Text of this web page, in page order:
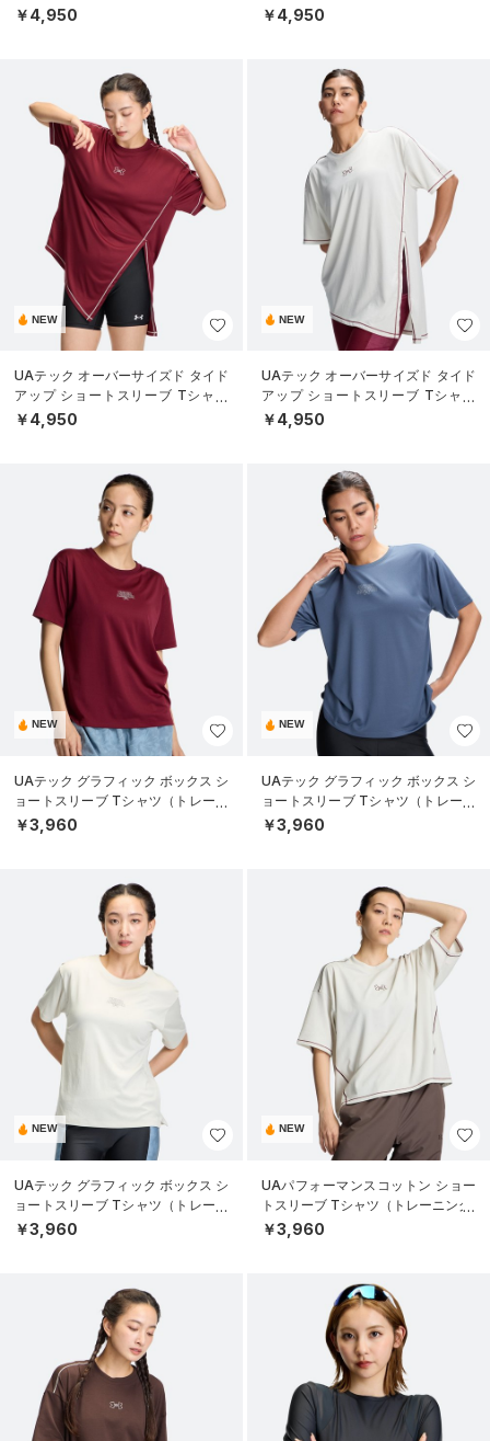
（トレーニング/WOMEN）
￥4,950
（トレーニング/WOMEN）
￥4,950
NEW
UAテック オーバーサイズド タイド
アップ ショートスリーブ Tシャツ
（トレーニング/WOMEN）
￥4,950
NEW
UAテック オーバーサイズド タイド
アップ ショートスリーブ Tシャツ
（トレーニング/WOMEN）
￥4,950
NEW
UAテック グラフィック ボックス シ
ョートスリーブ Tシャツ（トレーニ
ング/WOMEN）
￥3,960
NEW
UAテック グラフィック ボックス シ
ョートスリーブ Tシャツ（トレーニ
ング/WOMEN）
￥3,960
NEW
UAテック グラフィック ボックス シ
ョートスリーブ Tシャツ（トレーニ
ング/WOMEN）
￥3,960
NEW
UAパフォーマンスコットン ショー
トスリーブ Tシャツ（トレーニング/
WOMEN）
￥3,960